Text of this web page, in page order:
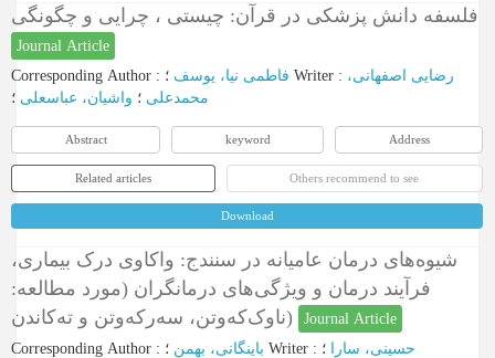
فلسفه دانش پزشکی در قرآن: چیستی ، چرایی و چگونگی
Journal Article
Corresponding Author : فاطمی نیا، یوسف Writer : رضایی اصفهانی،
محمدعلی ؛ واشیان، عباسعلی ؛
Abstract keyword Address
Related articles Others recommend to see
Download
شیوه‌های درمان عامیانه در سنندج: واکاوی درک بیماری،
فرآیند درمان و ویژگی‌های درمانگران (مورد مطالعه:
ناوک‌که‌وتن، سه‌رکه‌وتن و ته‌کاندن)
Journal Article
Corresponding Author : باینگانی، بهمن Writer : حسینی، سارا ؛